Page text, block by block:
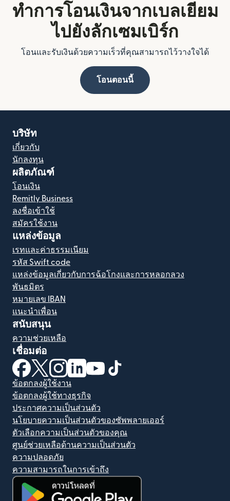
ทำการโอนเงินจากเบลเยียม
ไปยังลักเซมเบิร์ก
โอนและรับเงินด้วยความเร็วที่คุณสามารถไว้วางใจได้
โอนตอนนี้
บริษัท
เกี่ยวกับ
นักลงทุน
ผลิตภัณฑ์
โอนเงิน
Remitly Business
ลงชื่อเข้าใช้
สมัครใช้งาน
แหล่งข้อมูล
เรทและค่าธรรมเนียม
รหัส Swift code
แหล่งข้อมูลเกี่ยวกับการฉ้อโกงและการหลอกลวง
พันธมิตร
หมายเลข IBAN
แนะนำเพื่อน
สนับสนุน
ความช่วยเหลือ
เชื่อมต่อ
(เปิดในหน้าต่างใหม่)
(เปิดในหน้าต่างใหม่)
(เปิดในหน้าต่างใหม่)
(เปิดในหน้าต่างใหม่)
(เปิดในหน้าต่างใหม่)
ข้อตกลงผู้ใช้งาน
ข้อตกลงผู้ใช้ทางธุรกิจ
ประกาศความเป็นส่วนตัว
นโยบายความเป็นส่วนตัวของซัพพลายเออร์
ตัวเลือกความเป็นส่วนตัวของคุณ
ศูนย์ช่วยเหลือด้านความเป็นส่วนตัว
ความปลอดภัย
ความสามารถในการเข้าถึง